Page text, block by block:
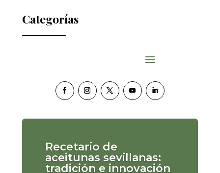
Categorías
Recetario de
aceitunas sevillanas:
tradición e innovación